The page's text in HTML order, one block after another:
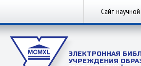
Сайт
ЭЛЕКТРОННАЯ
УЧРЕЖДЕНИЯ